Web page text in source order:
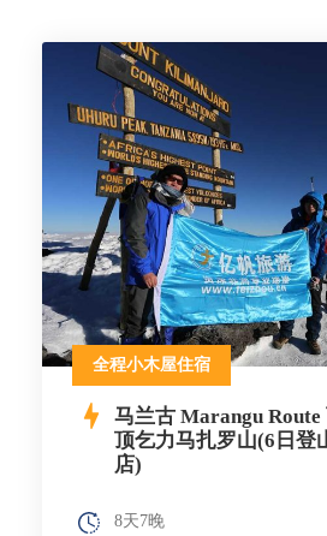
全程小木屋住宿
马兰古 Marangu
顶乞力马扎罗山(6日登
店)
8天7晚